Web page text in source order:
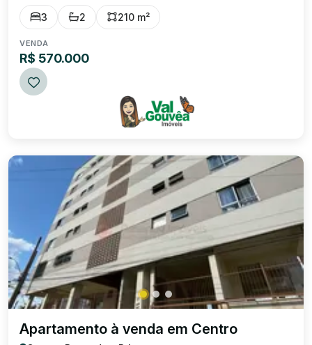
de 210,36 m² , trazendo conforto e praticidade para o seu
dia a dia. Com 3 dormitórios , sendo 2 com armário,
3 2 210 m²
VENDA
R$ 570.000
Apartamento à venda em Centro